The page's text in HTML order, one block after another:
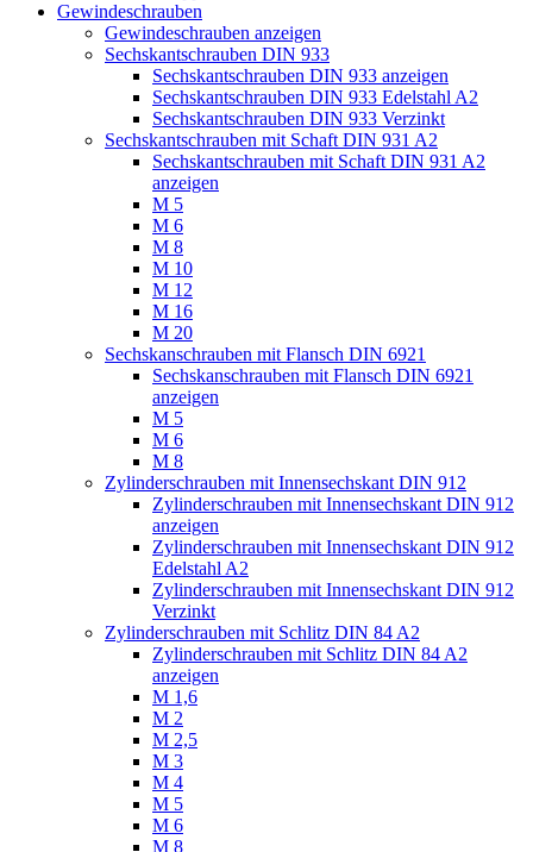
Gewindeschrauben
Gewindeschrauben anzeigen
Sechskantschrauben DIN 933
Sechskantschrauben DIN 933 anzeigen
Sechskantschrauben DIN 933 Edelstahl A2
Sechskantschrauben DIN 933 Verzinkt
Sechskantschrauben mit Schaft DIN 931 A2
Sechskantschrauben mit Schaft DIN 931 A2
anzeigen
M 5
M 6
M 8
M 10
M 12
M 16
M 20
Sechskanschrauben mit Flansch DIN 6921
Sechskanschrauben mit Flansch DIN 6921
anzeigen
M 5
M 6
M 8
Zylinderschrauben mit Innensechskant DIN 912
Zylinderschrauben mit Innensechskant DIN 912
anzeigen
Zylinderschrauben mit Innensechskant DIN 912
Edelstahl A2
Zylinderschrauben mit Innensechskant DIN 912
Verzinkt
Zylinderschrauben mit Schlitz DIN 84 A2
Zylinderschrauben mit Schlitz DIN 84 A2
anzeigen
M 1,6
M 2
M 2,5
M 3
M 4
M 5
M 6
M 8